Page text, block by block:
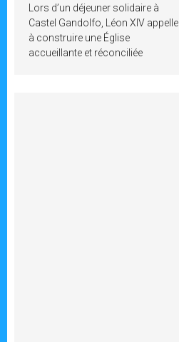
Lors d’un déjeuner solidaire à
Castel Gandolfo, Léon XIV appelle
à construire une Église
accueillante et réconciliée